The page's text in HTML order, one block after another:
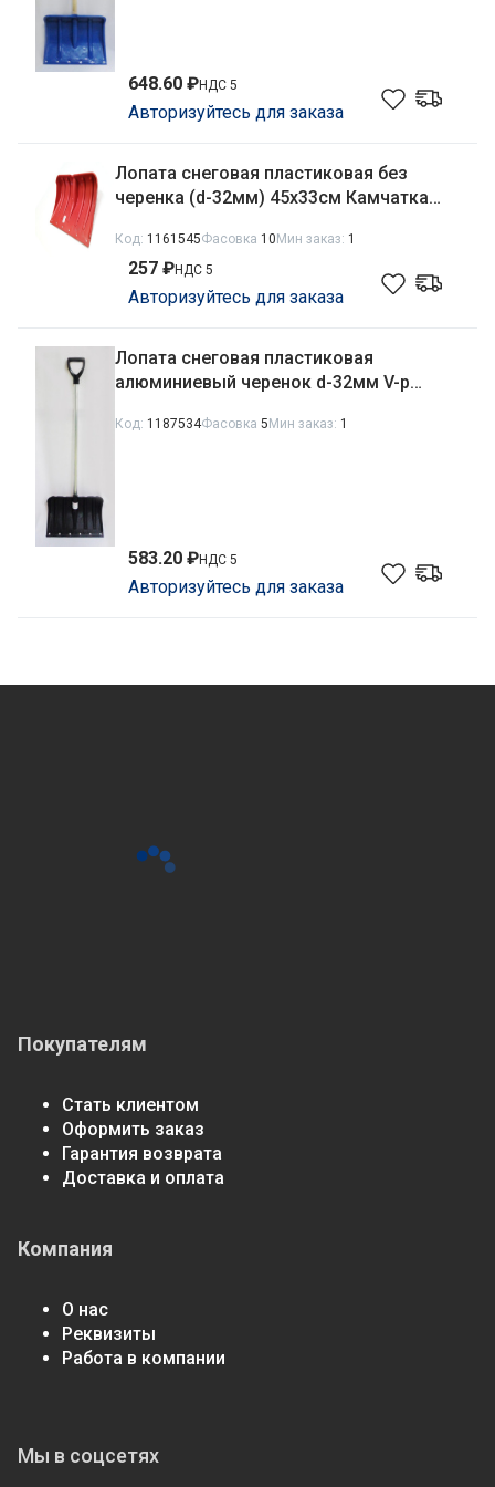
648.60 ₽НДС 5
Авторизуйтесь для заказа
Лопата снеговая пластиковая без
черенка (d-32мм) 45х33см Камчатка
Код: 1161545Фасовка 10Мин заказ: 1
257 ₽НДС 5
Авторизуйтесь для заказа
Лопата снеговая пластиковая
алюминиевый черенок d-32мм V-р
00000000453
Код: 1187534Фасовка 5Мин заказ: 1
583.20 ₽НДС 5
Авторизуйтесь для заказа
Покупателям
Стать клиентом
Оформить заказ
Гарантия возврата
Доставка и оплата
Компания
О нас
Реквизиты
Работа в компании
Мы в соцсетях